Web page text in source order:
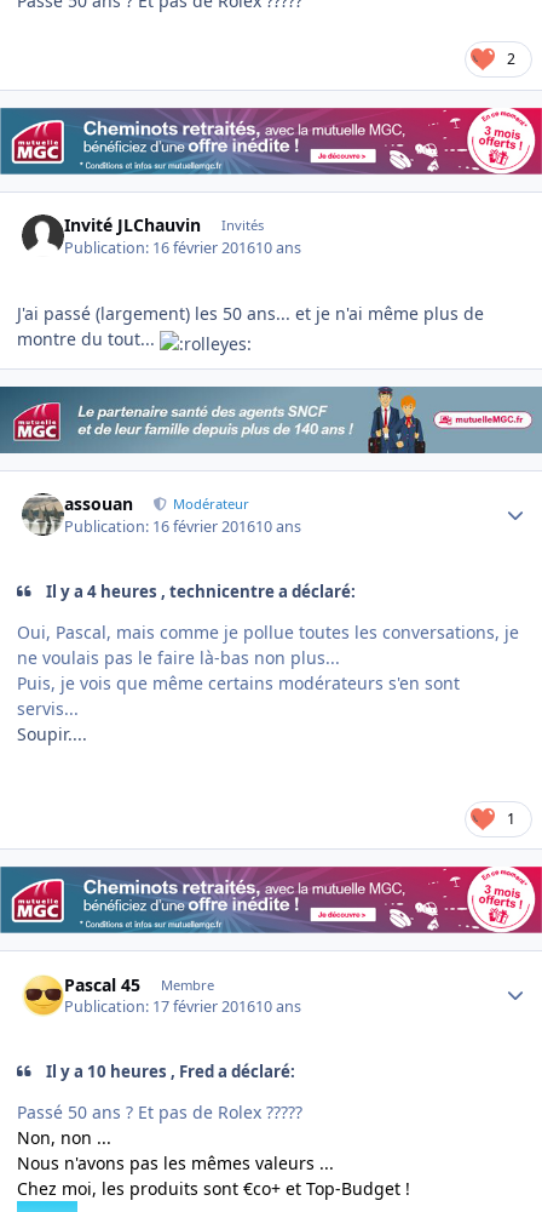
2
Invité JLChauvin Invités
Publication: 16 février 201610 ans
J'ai passé (largement) les 50 ans... et je n'ai même plus de
montre du tout...
assouan Modérateur
Publication: 16 février 201610 ans
Il y a 4 heures , technicentre a déclaré:
Oui, Pascal, mais comme je pollue toutes les conversations, je
ne voulais pas le faire là-bas non plus...
Puis, je vois que même certains modérateurs s'en sont
servis...
Soupir....
1
Pascal 45 Membre
Publication: 17 février 201610 ans
Il y a 10 heures , Fred a déclaré:
Passé 50 ans ? Et pas de Rolex ?????
Non, non ...
Nous n'avons pas les mêmes valeurs ...
Chez moi, les produits sont €co+ et Top-Budget !